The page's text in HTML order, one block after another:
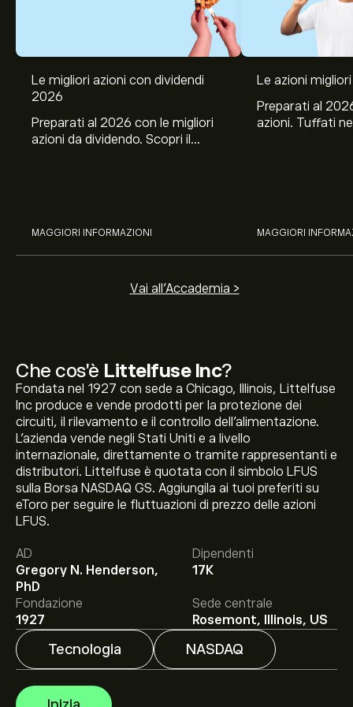
Che cos'è Littelfuse Inc?
Fondata nel 1927 con sede a Chicago, Illinois, Littelfuse
Inc produce e vende prodotti per la protezione dei
circuiti, il rilevamento e il controllo dell'alimentazione.
L'azienda vende negli Stati Uniti e a livello
internazionale, direttamente o tramite rappresentanti e
distributori. Littelfuse è quotata con il simbolo LFUS
sulla Borsa NASDAQ GS. Aggiungila ai tuoi preferiti su
eToro per seguire le fluttuazioni di prezzo delle azioni
LFUS.
AD
Gregory N. Henderson,
PhD
Dipendenti
17K
Fondazione
1927
Sede centrale
Rosemont, Illinois, US
Tecnologia NASDAQ
Le migliori azioni con dividendi
2026
Preparati al 2026 con le migliori
azioni da dividendo. Scopri il
MAGGIORI INFORMAZIONI
Le azioni
Preparati al
azioni. Tuffati
MAGGIORI
Vai all'Accademia >
Il prezzo attuale delle azioni LFUS è di 459.24‎$‎.
Il target di prezzo medio per le azioni Littelfuse Inc è di
459.24‎$‎.Iscriviti
su eToro per previsioni dettagliate
degli analisti e obiettivi di prezzo.
Gli analisti offrono previsioni per le azioni Littelfuse Inc
basate su tendenze di mercato, rapporti finanziari e
crescita prevista. Consulta le previsioni recenti per i